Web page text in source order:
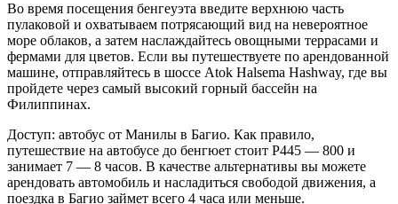
Во время посещения бенгеуэта введите верхнюю часть
пулаковой и охватываем потрясающий вид на невероятное
море облаков, а затем наслаждайтесь овощными террасами и
фермами для цветов. Если вы путешествуете по арендованной
машине, отправляйтесь в шоссе Atok Halsema Hashway, где вы
пройдете через самый высокий горный бассейн на
Филиппинах.
Доступ: автобус от Манилы в Багио. Как правило,
путешествие на автобусе до бенгюет стоит P445 — 800 и
занимает 7 — 8 часов. В качестве альтернативы вы можете
арендовать автомобиль и насладиться свободой движения, а
поездка в Багио займет всего 4 часа или меньше.